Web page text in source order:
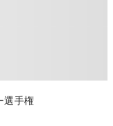
選手権